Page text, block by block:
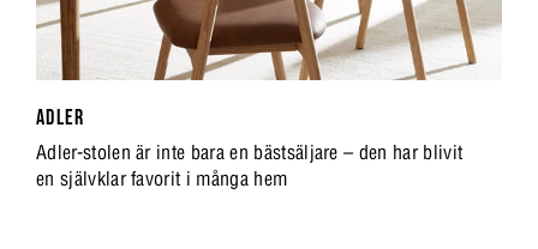
ADLER
Adler-stolen är inte bara en bästsäljare – den har blivit
en självklar favorit i många hem